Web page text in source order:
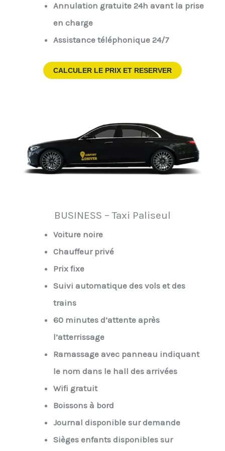
Annulation gratuite 24h avant la prise
en charge
Assistance téléphonique 24/7
CALCULER LE PRIX ET RESERVER
BUSINESS – Taxi Paliseul
Voiture noire
Chauffeur privé
Prix fixe
Suivi automatique des vols et des
trains
60 minutes d’attente après
l’atterrissage
Ramassage avec panneau indiquant
le nom dans le hall des arrivées
Wifi gratuit
Boissons à bord
Journal disponible sur demande
Sièges enfants disponibles sur